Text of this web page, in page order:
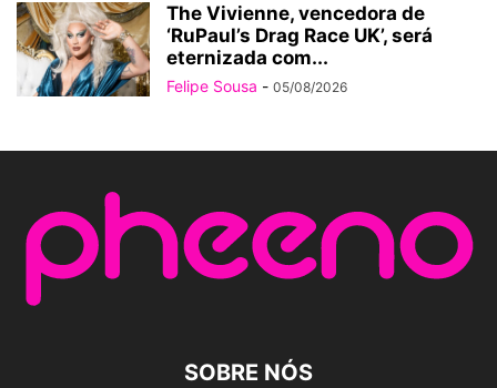
The Vivienne, vencedora de
‘RuPaul’s Drag Race UK’, será
eternizada com...
Felipe Sousa - 05/08/2026
SOBRE NÓS